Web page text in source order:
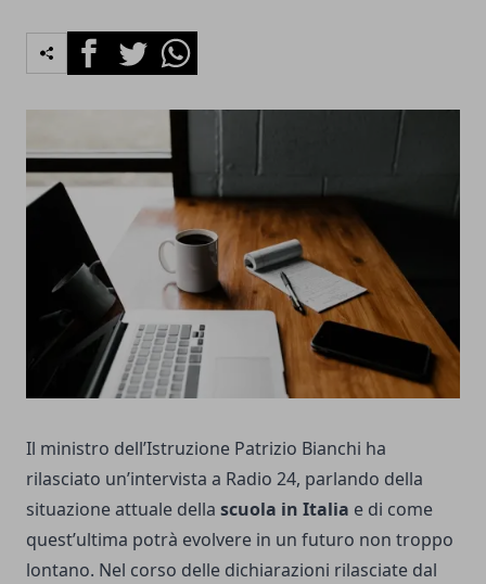
FacebookTwitterWhatsapp
Il ministro dell’Istruzione Patrizio Bianchi ha
rilasciato un’intervista a Radio 24, parlando della
situazione attuale della scuola in Italia e di come
quest’ultima potrà evolvere in un futuro non troppo
lontano. Nel corso delle dichiarazioni rilasciate dal